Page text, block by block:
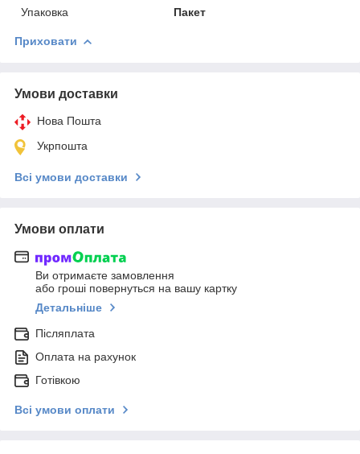
Упаковка
Пакет
Приховати
Умови доставки
Нова Пошта
Укрпошта
Всі умови доставки
Умови оплати
Ви отримаєте замовлення
або гроші повернуться на вашу картку
Детальніше
Післяплата
Оплата на рахунок
Готівкою
Всі умови оплати